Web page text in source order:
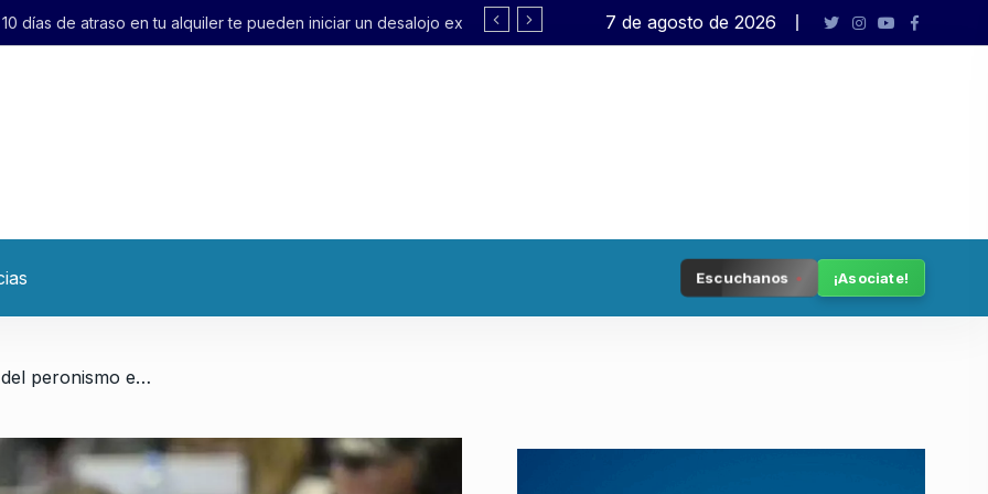
te pueden iniciar un desalojo exprés» Democracia en peligro
7 de agosto de 2026
Escuchanos ¡Asociate!
/ «Hablar de la división del peronismo es hacerle el juego a Milei».